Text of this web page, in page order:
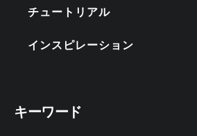
チュートリアル
インスピレーション
キーワード